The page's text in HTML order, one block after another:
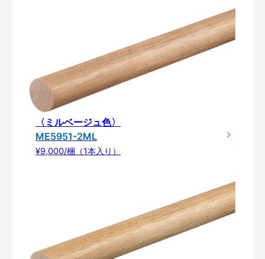
〈ミルベージュ色〉
ME5951-2ML
¥9,000/梱（1本入り）